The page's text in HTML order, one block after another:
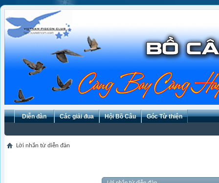
Diễn đàn Các giải đua Hội Bồ Câu Góc Từ thiện
Lời nhắn từ diễn đàn